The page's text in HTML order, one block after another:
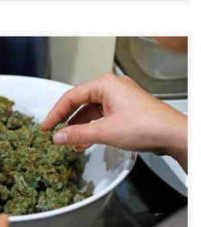
przepisy co do marihuany.
zmianie, a zależy to
rządu, który pracuje nad